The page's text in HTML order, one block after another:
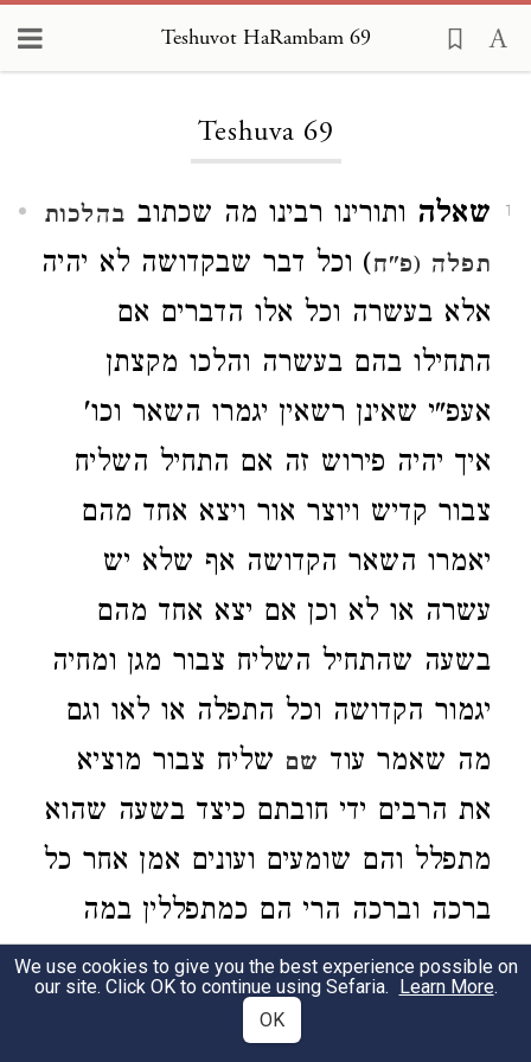
Teshuvot HaRambam 69
Teshuva 69
1 שאלה ותורינו רבינו מה שכתוב בהלכות
תפלה (פ"ח) וכל דבר שבקדושה לא יהיה
אלא בעשרה וכל אלו הדברים אם
התחילו בהם בעשרה והלכו מקצתן
אעפ"י שאינן רשאין יגמרו השאר וכו'
איך יהיה פירוש זה אם התחיל השליח
צבור קדיש ויוצר אור ויצא אחד מהם
יאמרו השאר הקדושה אף שלא יש
עשרה או לא וכן אם יצא אחד מהם
בשעה שהתחיל השליח צבור מגן ומחיה
יגמור הקדושה וכל התפלה או לאו וגם
מה שאמר עוד שם שליח צבור מוציא
את הרבים ידי חובתם כיצד בשעה שהוא
מתפלל והם שומעים ועונים אמן אחר כל
ברכה וברכה הרי הם כמתפללין במה
דברים אמרים במי שאינו יודע להתפלל
אבל היודע להתפלל אינו יוצא ידי חובתו
We use cookies to give you the best experience possible on
our site. Click OK to continue using Sefaria. Learn More.
OK